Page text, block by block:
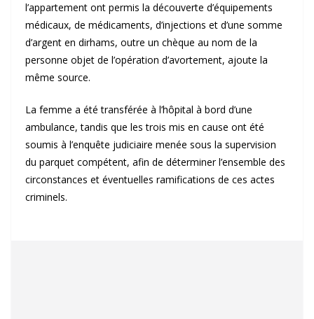
l’appartement ont permis la découverte d’équipements
médicaux, de médicaments, d’injections et d’une somme
d’argent en dirhams, outre un chèque au nom de la
personne objet de l’opération d’avortement, ajoute la
même source.
La femme a été transférée à l’hôpital à bord d’une
ambulance, tandis que les trois mis en cause ont été
soumis à l’enquête judiciaire menée sous la supervision
du parquet compétent, afin de déterminer l’ensemble des
circonstances et éventuelles ramifications de ces actes
criminels.